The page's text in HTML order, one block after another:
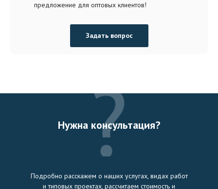
предложение для оптовых клиентов!
Задать вопрос
Нужна консультация?
Подробно расскажем о наших услугах, видах работ
и типовых проектах, рассчитаем стоимость и